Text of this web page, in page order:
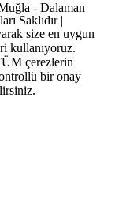
- Dalaman
Saklıdır |
size en uygun
kullanıyoruz.
çerezlerin
bir onay